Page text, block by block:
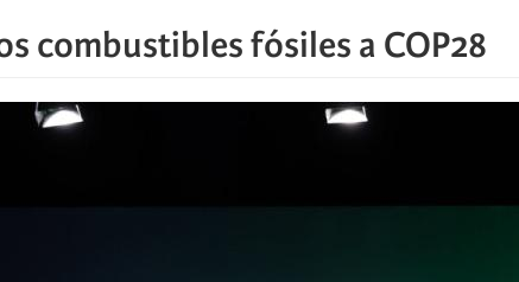
combustibles fósiles a COP28